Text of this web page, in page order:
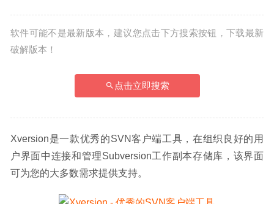
软件可能不是最新版本，建议您点击下方搜索按钮，下载最新
破解版本！
点击立即搜索
Xversion是一款优秀的SVN客户端工具，在组织良好的用
户界面中连接和管理Subversion工作副本存储库，该界面
可为您的大多数需求提供支持。